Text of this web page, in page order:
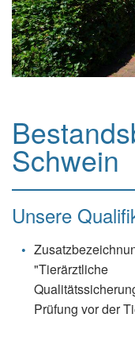
Schwein
Unsere
Prüfung vor der